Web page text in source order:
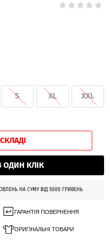
S XL XXL
ОДИН КЛІК
НА СУМУ ВІД 5000 ГРИВЕНЬ
ГАРАНТІЯ ПОВЕРНЕННЯ
ОРИГІНАЛЬНІ ТОВАРИ